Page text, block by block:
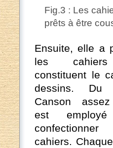
Fig.3 : Les
prêts à être
Ensuite, elle a
les
constituent le
dessins. Du
Canson
est
cahiers.